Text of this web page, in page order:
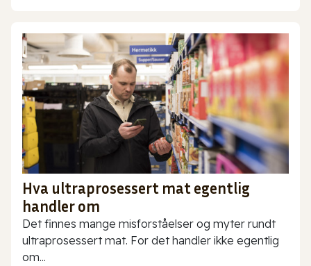
Hva ultraprosessert mat egentlig
handler om
Det finnes mange misforståelser og myter rundt
ultraprosessert mat. For det handler ikke egentlig
om...